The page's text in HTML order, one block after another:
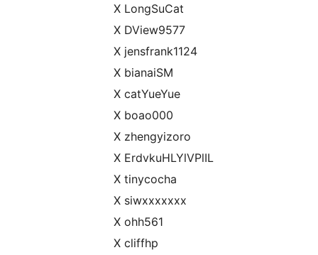
X LongSuCat
X DView9577
X jensfrank1124
X bianaiSM
X catYueYue
X boao000
X zhengyizoro
X ErdvkuHLYlVPlIL
X tinycocha
X siwxxxxxxx
X ohh561
X cliffhp